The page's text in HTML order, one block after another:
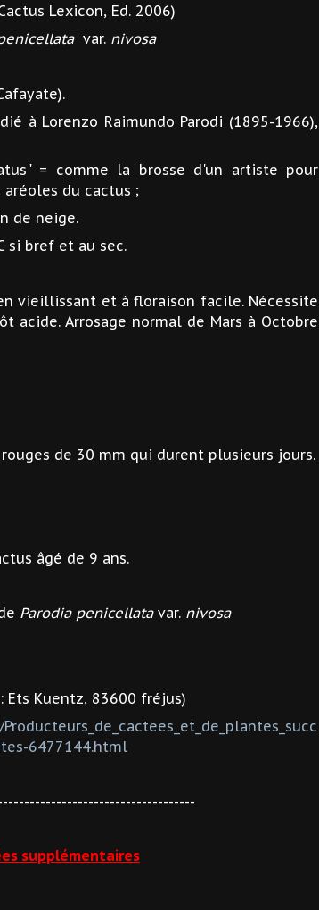
Lexicon, Ed. 2006)
var. nivosa
à Lorenzo Raimundo Parodi (1895-1966),
= comme la brosse d'un artiste pour
du cactus ;
de neige.
si bref et au sec.
vieillissant et à floraison facile. Nécessite
acide. Arrosage normal de Mars à Octobre
de 30 mm qui durent plusieurs jours.
âgé de 9 ans.
Parodia penicellatavar. nivosa
Ets Kuentz, 83600 fréjus)
6477144.html
supplémentaires